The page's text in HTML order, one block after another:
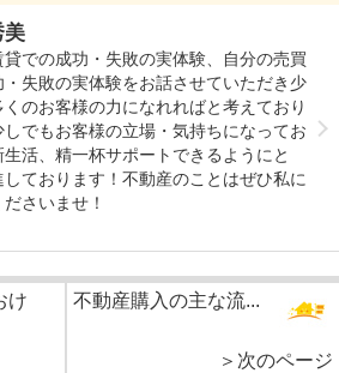
美
貸での成功・失敗の実体験、自分の売買
・失敗の実体験をお話させていただき少
くのお客様の力になれればと考えており
しでもお客様の立場・気持ちになってお
生活、精一杯サポートできるようにと
しております！不動産のことはぜひ私に
さいませ！
け
不動産購入の主な流...
＞次のページ